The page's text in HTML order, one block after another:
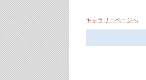
ギャラリーページへ